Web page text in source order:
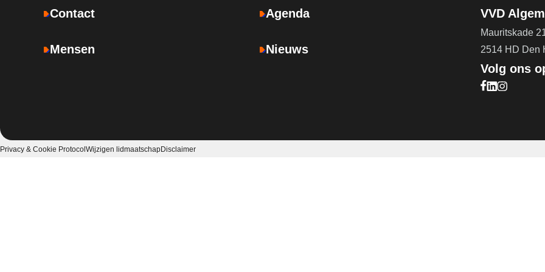
Contact
Mensen
Agenda
Nieuws
VVD
Mauritskade
2514 HD Den
Volg ons
Bezoek onze
Bezoek
Bezoek
Privacy & Cookie Protocol Wijzigen lidmaatschapDisclaimer